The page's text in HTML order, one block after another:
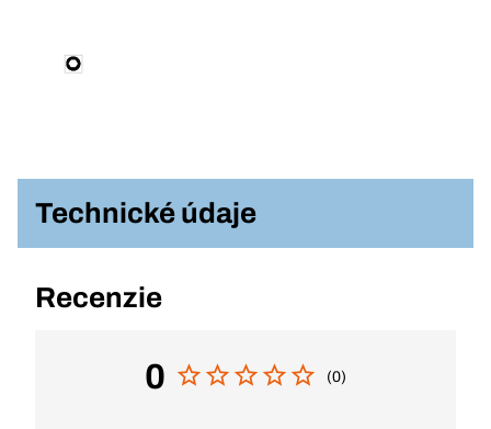
Technické údaje
Recenzie
0 (0)